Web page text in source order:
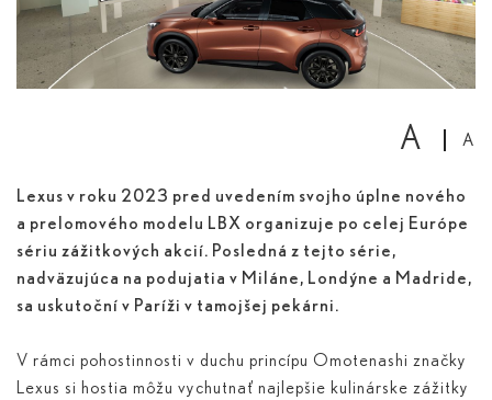
A A
Lexus v roku 2023 pred uvedením svojho úplne nového
a prelomového modelu LBX organizuje po celej Európe
sériu zážitkových akcií. Posledná z tejto série,
nadväzujúca na podujatia v Miláne, Londýne a Madride,
sa uskutoční v Paríži v tamojšej pekárni.
V rámci pohostinnosti v duchu princípu Omotenashi značky
Lexus si hostia môžu vychutnať najlepšie kulinárske zážitky